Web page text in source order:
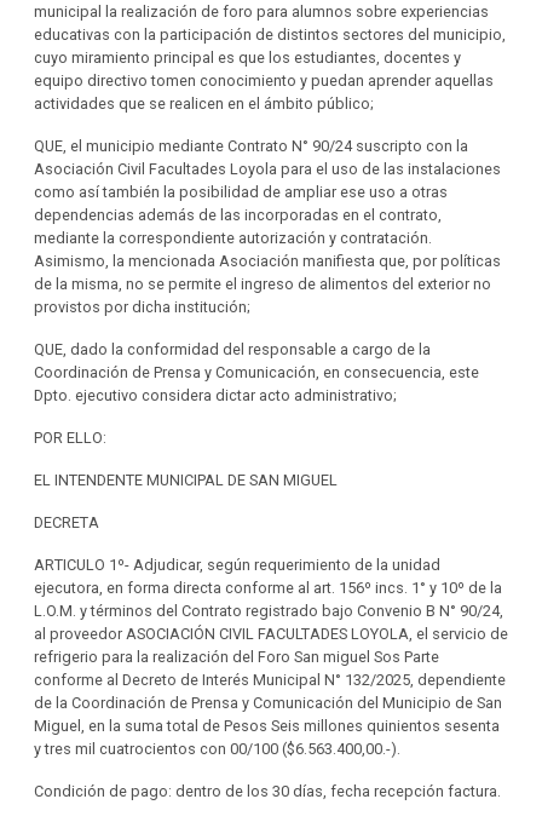
municipal la realización de foro para alumnos sobre experiencias
educativas con la participación de distintos sectores del municipio,
cuyo miramiento principal es que los estudiantes, docentes y
equipo directivo tomen conocimiento y puedan aprender aquellas
actividades que se realicen en el ámbito público;
QUE, el municipio mediante Contrato N° 90/24 suscripto con la
Asociación Civil Facultades Loyola para el uso de las instalaciones
como así también la posibilidad de ampliar ese uso a otras
dependencias además de las incorporadas en el contrato,
mediante la correspondiente autorización y contratación.
Asimismo, la mencionada Asociación manifiesta que, por políticas
de la misma, no se permite el ingreso de alimentos del exterior no
provistos por dicha institución;
QUE, dado la conformidad del responsable a cargo de la
Coordinación de Prensa y Comunicación, en consecuencia, este
Dpto. ejecutivo considera dictar acto administrativo;
POR ELLO:
EL INTENDENTE MUNICIPAL DE SAN MIGUEL
DECRETA
ARTICULO 1º- Adjudicar, según requerimiento de la unidad
ejecutora, en forma directa conforme al art. 156º incs. 1° y 10º de la
L.O.M. y términos del Contrato registrado bajo Convenio B N° 90/24,
al proveedor ASOCIACIÓN CIVIL FACULTADES LOYOLA, el servicio de
refrigerio para la realización del Foro San miguel Sos Parte
conforme al Decreto de Interés Municipal N° 132/2025, dependiente
de la Coordinación de Prensa y Comunicación del Municipio de San
Miguel, en la suma total de Pesos Seis millones quinientos sesenta
y tres mil cuatrocientos con 00/100 ($6.563.400,00.-).
Condición de pago: dentro de los 30 días, fecha recepción factura.